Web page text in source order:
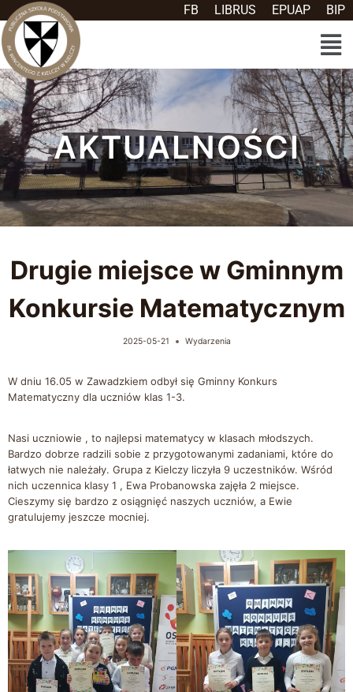
FB LIBRUS EPUAP BIP
AKTUALNOŚCI
Drugie miejsce w Gminnym
Konkursie Matematycznym
2025-05-21 Wydarzenia
W dniu 16.05 w Zawadzkiem odbył się Gminny Konkurs
Matematyczny dla uczniów klas 1-3.
Nasi uczniowie , to najlepsi matematycy w klasach młodszych.
Bardzo dobrze radzili sobie z przygotowanymi zadaniami, które do
łatwych nie należały. Grupa z Kielczy liczyła 9 uczestników. Wśród
nich uczennica klasy 1 , Ewa Probanowska zajęła 2 miejsce.
Cieszymy się bardzo z osiągnięć naszych uczniów, a Ewie
gratulujemy jeszcze mocniej.